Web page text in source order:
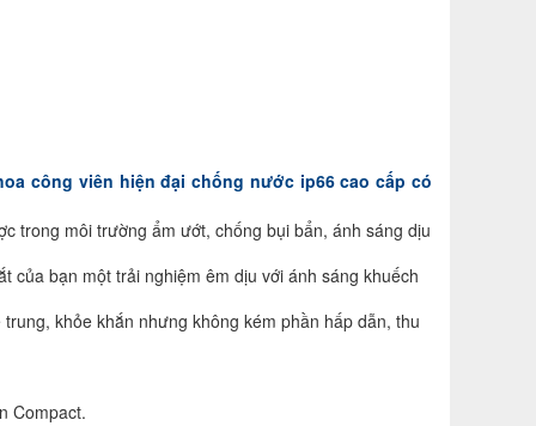
công viên hiện đại chống nước ip66 cao cấp có
trong môi trường ẩm ướt, chống bụi bẩn, ánh sáng dịu
của bạn một trải nghiệm êm dịu với ánh sáng khuếch
khỏe khắn nhưng không kém phần hấp dẫn, thu
Compact.